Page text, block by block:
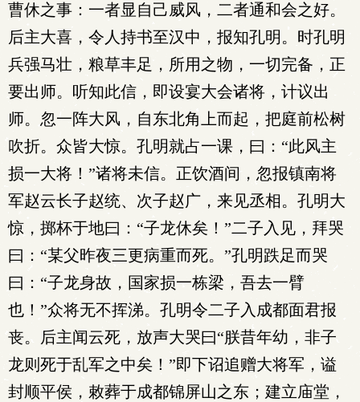
曹休之事：一者显自己威风，二者通和会之好。
后主大喜，令人持书至汉中，报知孔明。时孔明
兵强马壮，粮草丰足，所用之物，一切完备，正
要出师。听知此信，即设宴大会诸将，计议出
师。忽一阵大风，自东北角上而起，把庭前松树
吹折。众皆大惊。孔明就占一课，曰：“此风主
损一大将！”诸将未信。正饮酒间，忽报镇南将
军赵云长子赵统、次子赵广，来见丞相。孔明大
惊，掷杯于地曰：“子龙休矣！”二子入见，拜哭
曰：“某父昨夜三更病重而死。”孔明跌足而哭
曰：“子龙身故，国家损一栋梁，吾去一臂
也！”众将无不挥涕。孔明令二子入成都面君报
丧。后主闻云死，放声大哭曰“朕昔年幼，非子
龙则死于乱军之中矣！”即下诏追赠大将军，谥
封顺平侯，敕葬于成都锦屏山之东；建立庙堂，